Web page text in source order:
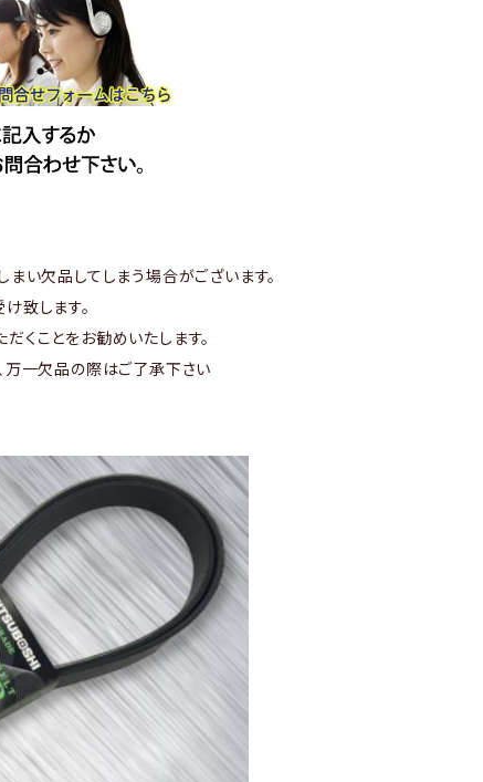
い欠品してしまう場合がございます。
致します。
くことをお勧めいたします。
万一欠品の際はご了承下さい